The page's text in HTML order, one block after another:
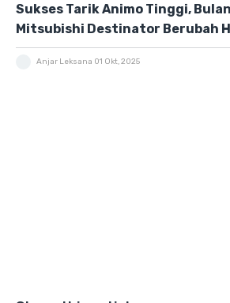
Sukses Tarik Animo Tinggi,
Mitsubishi Destinator Berubah
Anjar Leksana 01 Okt, 2025